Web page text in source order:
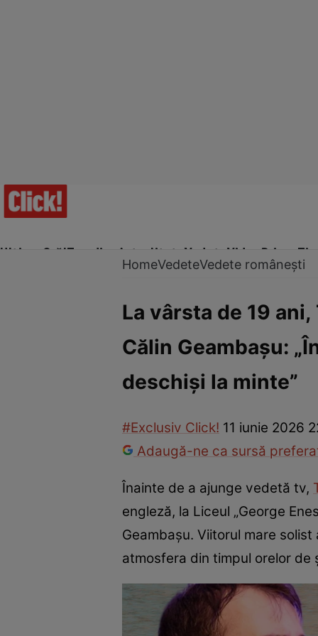
Ultima Oră!Trending Actualitate Vedete Video Prime
Vedete internaționaleVedete româneștiInterviurile
HomeVedeteVedete românești
La vârsta de 19
Călin Geambașu:
deschiși la minte”
#Exclusiv Click! 11 iunie 2026
Adaugă-ne ca sursă
Înainte de a ajunge vedetă tv,
engleză, la Liceul „George
Geambașu. Viitorul mare
atmosfera din timpul orelor